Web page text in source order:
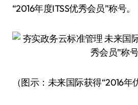
“2016年度ITSS优秀会员”称号。
（图示：未来国际获得“2016年